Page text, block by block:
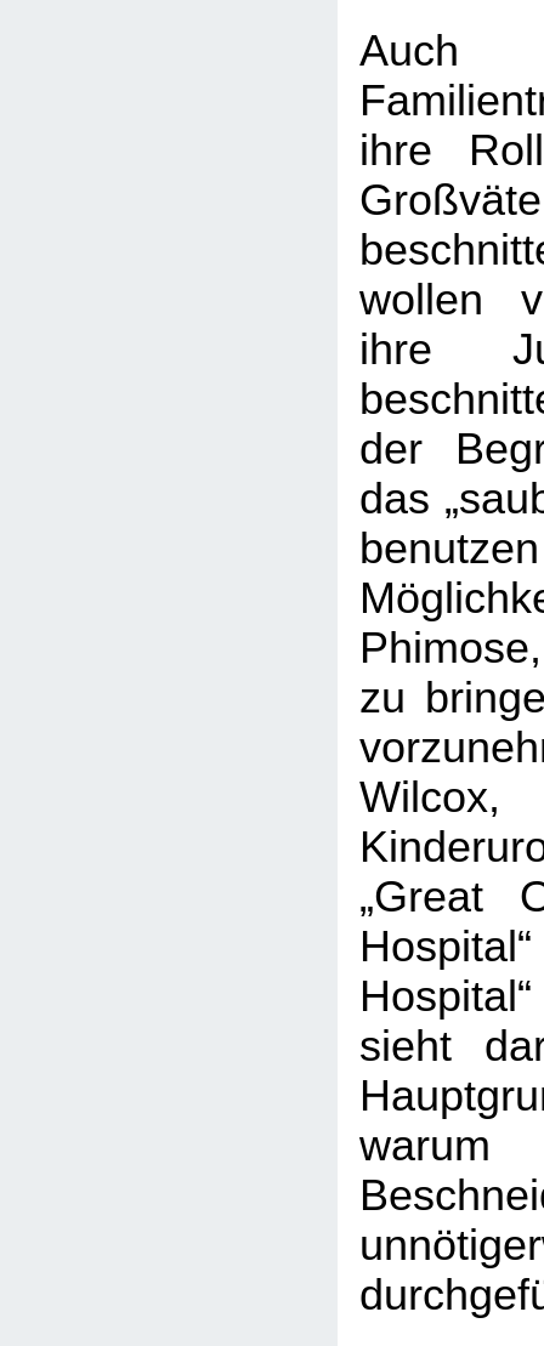
ihre
wollen
ihre
der
das
zu
„Great
sieht